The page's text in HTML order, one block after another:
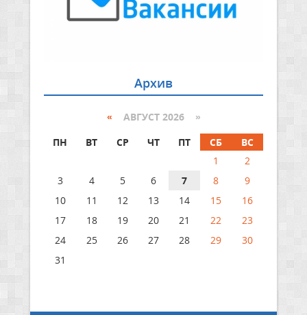
Архив
« АВГУСТ 2026 »
ПН
ВТ СР ЧТ ПТ СБ
ВС
1
2
3
4 5 6 7 8
9
10
11 12 13 14 15
16
17
18 19 20 21 22
23
24
25 26 27 28 29
30
31